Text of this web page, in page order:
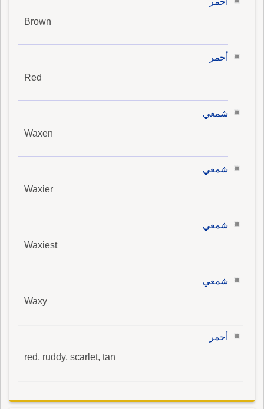
Brown
أحمر
Red
شمعي
Waxen
شمعي
Waxier
شمعي
Waxiest
شمعي
Waxy
أحمر
red, ruddy, scarlet, tan